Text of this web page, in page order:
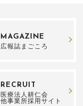
MAGAZINE
広報誌まごころ
RECRUIT
医療法人耕仁会
他事業所採用サイト